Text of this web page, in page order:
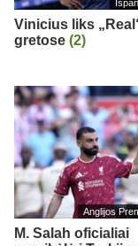
Vinicius liks
gretose (2)
Anglijos
M. Salah oficialiai